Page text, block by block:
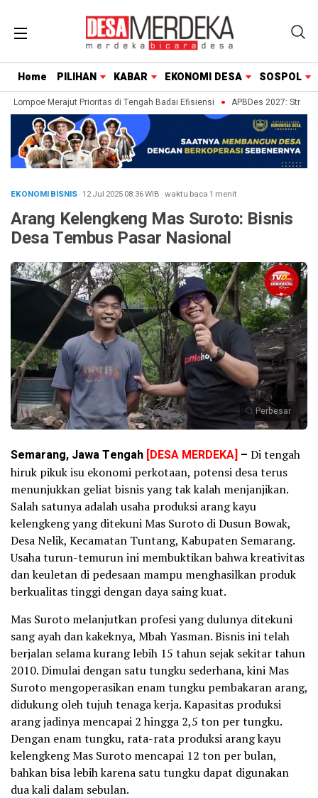
Home PILIHAN KABAR EKONOMI DESA SOSPOL
Lompoe Merajut Prioritas di Tengah Badai Efisiensi APBDes 2027: Strategi
EKONOMI BISNIS· 12 Jul 202508:36WIB ·waktu baca 1 menit
Arang Kelengkeng Mas Suroto: Bisnis
Desa Tembus Pasar Nasional
Perbesar
Semarang, Jawa Tengah [DESA MERDEKA] – Di tengah
hiruk pikuk isu ekonomi perkotaan, potensi desa terus
menunjukkan geliat bisnis yang tak kalah menjanjikan.
Salah satunya adalah usaha produksi arang kayu
kelengkeng yang ditekuni Mas Suroto di Dusun Bowak,
Desa Nelik, Kecamatan Tuntang, Kabupaten Semarang.
Usaha turun-temurun ini membuktikan bahwa kreativitas
dan keuletan di pedesaan mampu menghasilkan produk
berkualitas tinggi dengan daya saing kuat.
Mas Suroto melanjutkan profesi yang dulunya ditekuni
sang ayah dan kakeknya, Mbah Yasman. Bisnis ini telah
berjalan selama kurang lebih 15 tahun sejak sekitar tahun
2010. Dimulai dengan satu tungku sederhana, kini Mas
Suroto mengoperasikan enam tungku pembakaran arang,
didukung oleh tujuh tenaga kerja. Kapasitas produksi
arang jadinya mencapai 2 hingga 2,5 ton per tungku.
Dengan enam tungku, rata-rata produksi arang kayu
kelengkeng Mas Suroto mencapai 12 ton per bulan,
bahkan bisa lebih karena satu tungku dapat digunakan
dua kali dalam sebulan.